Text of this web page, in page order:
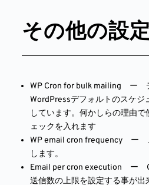
その他の設
WP Cron for bulk mailing ー
WordPressデフォルトのスケジ
しています。何かしらの理由
ェックを入れます
WP email cron frequency ー
します。
Email per cron execution ー
送信数の上限を設定する事が出